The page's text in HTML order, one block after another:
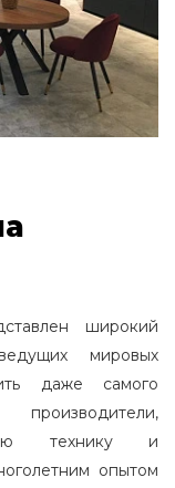
широкий
мировых
даже самого
технику и
опытом